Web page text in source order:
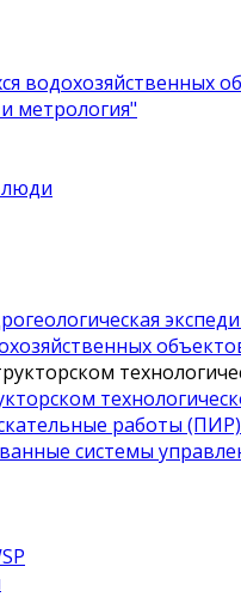
водохозяйственных
метрология"
люди
работы (ПИР)
системы